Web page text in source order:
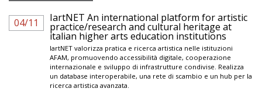
04/11 IartNET An international platform for artistic
practice/research and cultural heritage at
italian higher arts education institutions
IartNET valorizza pratica e ricerca artistica nelle istituzioni
AFAM, promuovendo accessibilità digitale, cooperazione
internazionale e sviluppo di infrastrutture condivise. Realizza
un database interoperabile, una rete di scambio e un hub per la
ricerca artistica avanzata.